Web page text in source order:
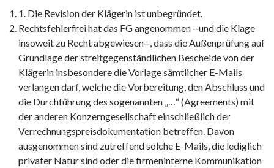
1. Die Revision der Klägerin ist unbegründet.
Rechtsfehlerfrei hat das FG angenommen ‑‑und die Klage
insoweit zu Recht abgewiesen‑‑, dass die Außenprüfung auf
Grundlage der streitgegenständlichen Bescheide von der
Klägerin insbesondere die Vorlage sämtlicher E-Mails
verlangen darf, welche die Vorbereitung, den Abschluss und
die Durchführung des sogenannten „…“ (Agreements) mit
der anderen Konzerngesellschaft einschließlich der
Verrechnungspreisdokumentation betreffen. Davon
ausgenommen sind zutreffend solche E-Mails, die lediglich
privater Natur sind oder die firmeninterne Kommunikation